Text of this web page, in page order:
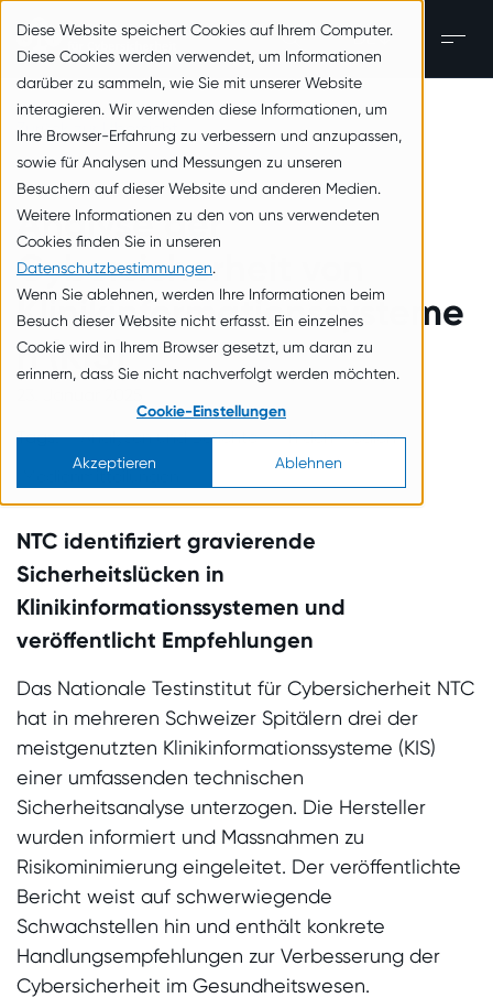
Diese Website speichert Cookies auf Ihrem Computer.
Diese Cookies werden verwendet, um Informationen
darüber zu sammeln, wie Sie mit unserer Website
interagieren. Wir verwenden diese Informationen, um
Ihre Browser-Erfahrung zu verbessern und anzupassen,
sowie für Analysen und Messungen zu unseren
Besuchern auf dieser Website und anderen Medien.
Weitere Informationen zu den von uns verwendeten
Cookies finden Sie in unseren
Datenschutzbestimmungen.
Wenn Sie ablehnen, werden Ihre Informationen beim
Besuch dieser Website nicht erfasst. Ein einzelnes
Cookie wird in Ihrem Browser gesetzt, um daran zu
erinnern, dass Sie nicht nachverfolgt werden möchten.
Cookie-Einstellungen
Akzeptieren Ablehnen
zum Inhalt springen
DE
Zurück zur Übersicht
Analyse der
Cybersicherheit von
Klinikinformationssysteme
n (KIS)
Tags:
Analysen und Berichte
In den Medien
Medienmitteilungen
NTC identifiziert gravierende
Sicherheitslücken in
Klinikinformationssystemen und
veröffentlicht Empfehlungen
Das Nationale Testinstitut für Cybersicherheit NTC
hat in mehreren Schweizer Spitälern drei der
meistgenutzten Klinikinformationssysteme (KIS)
einer umfassenden technischen
Sicherheitsanalyse unterzogen. Die Hersteller
wurden informiert und Massnahmen zu
Risikominimierung eingeleitet. Der veröffentlichte
Bericht weist auf schwerwiegende
Schwachstellen hin und enthält konkrete
Handlungsempfehlungen zur Verbesserung der
Cybersicherheit im Gesundheitswesen.